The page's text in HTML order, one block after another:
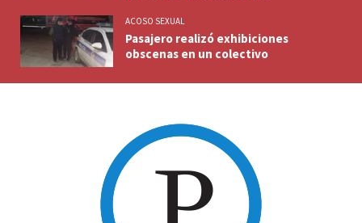
ACOSO SEXUAL
Pasajero realizó exhibiciones
obscenas en un colectivo